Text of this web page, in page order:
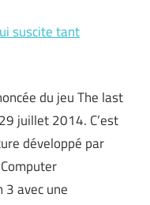
suscite tant
du jeu The last
juillet 2014. C’est
développé par
avec une